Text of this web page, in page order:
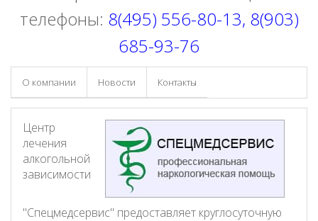
телефоны: 8(495) 556-80-13, 8(903)
685-93-76
О компании Новости Контакты
Центр
лечения
алкогольной
зависимости
"Спецмедсервис" предоставляет круглосуточную